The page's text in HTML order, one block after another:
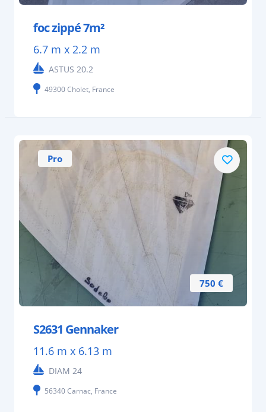
foc zippé 7m²
6.7 m x 2.2 m
ASTUS 20.2
49300 Cholet, France
750 €
Pro
S2631 Gennaker
11.6 m x 6.13 m
DIAM 24
56340 Carnac, France